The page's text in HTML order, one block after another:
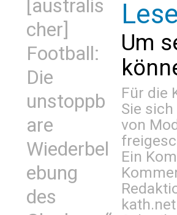
[australis
cher]
Football:
Die
unstoppb
are
Wiederbel
ebung
des
Um
Für die
Sie sich
von
Ein